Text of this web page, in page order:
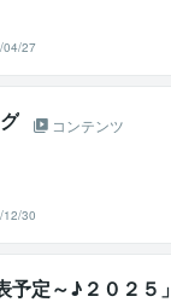
04/27
コンテンツ
12/30
予定～♪２０２５」